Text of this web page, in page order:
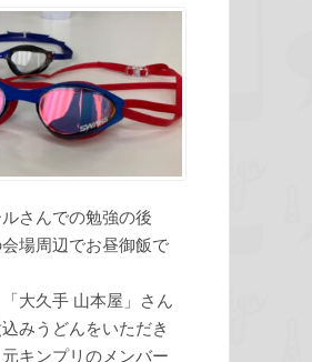
さんでの勉強の後
場周辺でお昼御飯で
大久手 山本屋」さん
みうどんをいただき
キンプリのメンバー